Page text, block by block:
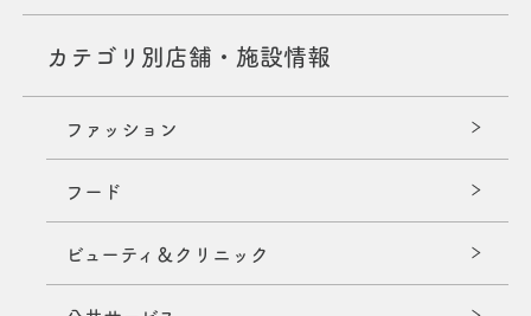
カテゴリ別店舗・施設情報
ファッション
フード
ビューティ＆クリニック